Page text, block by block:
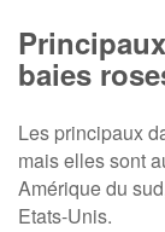
baies
Les principaux
mais elles sont
Amérique du
Etats-Unis.